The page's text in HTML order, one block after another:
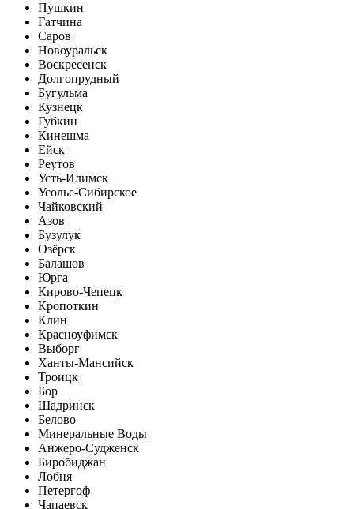
Пушкин
Гатчина
Саров
Новоуральск
Воскресенск
Долгопрудный
Бугульма
Кузнецк
Губкин
Кинешма
Ейск
Реутов
Усть-Илимск
Усолье-Сибирское
Чайковский
Азов
Бузулук
Озёрск
Балашов
Юрга
Кирово-Чепецк
Кропоткин
Клин
Красноуфимск
Выборг
Ханты-Мансийск
Троицк
Бор
Шадринск
Белово
Минеральные Воды
Анжеро-Судженск
Биробиджан
Лобня
Петергоф
Чапаевск